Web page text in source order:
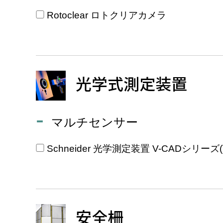
Rotoclear ロトクリアカメラ
光学式測定装置
マルチセンサー
Schneider 光学測定装置 V-CADシリーズ
安全柵